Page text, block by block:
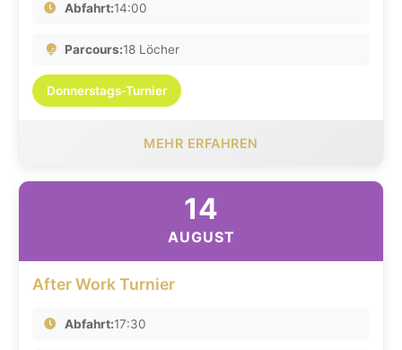
Abfahrt:14:00
Parcours:18 Löcher
Donnerstags-Turnier
MEHR ERFAHREN
14
AUGUST
After Work Turnier
Abfahrt:17:30